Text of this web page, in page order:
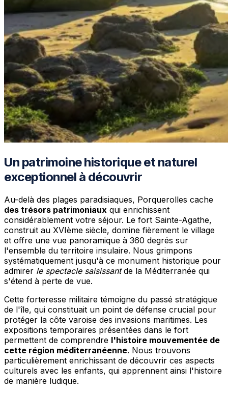
Un patrimoine historique et naturel
exceptionnel à découvrir
Au-delà des plages paradisiaques, Porquerolles cache
des trésors patrimoniaux qui enrichissent
considérablement votre séjour. Le fort Sainte-Agathe,
construit au XVIème siècle, domine fièrement le village
et offre une vue panoramique à 360 degrés sur
l'ensemble du territoire insulaire. Nous grimpons
systématiquement jusqu'à ce monument historique pour
admirer le spectacle saisissantde la Méditerranée qui
s'étend à perte de vue.
Cette forteresse militaire témoigne du passé stratégique
de l'île, qui constituait un point de défense crucial pour
protéger la côte varoise des invasions maritimes. Les
expositions temporaires présentées dans le fort
permettent de comprendre l'histoire mouvementée de
cette région méditerranéenne. Nous trouvons
particulièrement enrichissant de découvrir ces aspects
culturels avec les enfants, qui apprennent ainsi l'histoire
de manière ludique.